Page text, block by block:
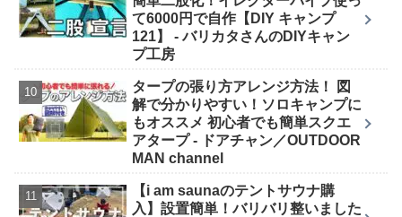
て6000円で自作【DIY キャンプ
121】 - バリカタさんのDIYキャン
プ工房
タープの張り方アレンジ方法！ 図
解で分かりやすい！ソロキャンプに
もオススメ 初心者でも簡単スクエ
アタープ - ドアチャン／OUTDOOR
MAN channel
【i am saunaのテントサウナ購
入】設置簡単！バリバリ整いました